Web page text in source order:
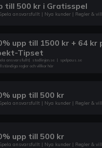
till 500 kr i Gratisspel
ansvarsfullt | Nya kunder | Regler &
upp till 1500 kr + 64 kr
Tipset
ansvarsfullt| stodlinjen.se | spelpaus.se
regler och villkor här
upp till 500 kr
ansvarsfullt | Nya kunder | Regler &
upp till 500 kr
ansvarsfullt | Nya kunder | Regler &